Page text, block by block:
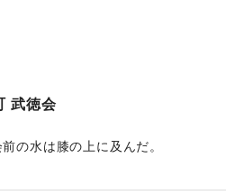
武徳会
の水は膝の上に及んだ。